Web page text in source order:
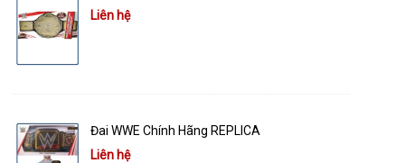
Liên hệ
Đai WWE Chính Hãng REPLICA
Liên hệ